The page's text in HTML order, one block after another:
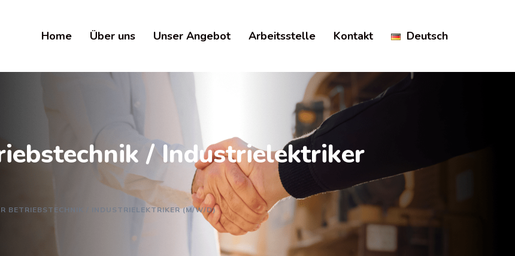
Home Über uns Unser Angebot Arbeitsstelle Kontakt Deutsch
/ Industrielektriker
BETRIEBSTECHNIK / INDUSTRIELEKTRIKER (M/W/D)